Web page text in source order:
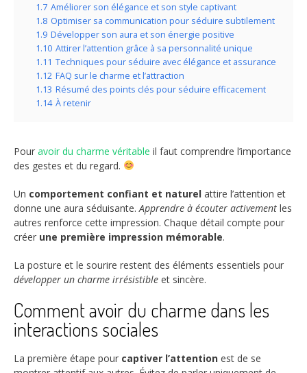
1.7 Améliorer son élégance et son style captivant
1.8 Optimiser sa communication pour séduire subtilement
1.9 Développer son aura et son énergie positive
1.10 Attirer l’attention grâce à sa personnalité unique
1.11 Techniques pour séduire avec élégance et assurance
1.12 FAQ sur le charme et l’attraction
1.13 Résumé des points clés pour séduire efficacement
1.14 À retenir
Pour avoir du charme véritable il faut comprendre l’importance
des gestes et du regard.
Un comportement confiant et naturel attire l’attention et
donne une aura séduisante.Apprendre à écouter activement les
autres renforce cette impression. Chaque détail compte pour
créer une première impression mémorable.
La posture et le sourire restent des éléments essentiels pour
développer un charme irrésistible et sincère.
Comment avoir du charme dans les
interactions sociales
La première étape pour captiver l’attention est de se